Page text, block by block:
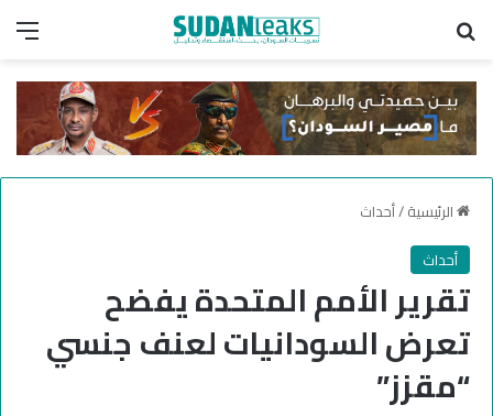
الرئيسية/أحداث
أحداث
تقرير الأمم المتحدة يفضح
تعرض السودانيات لعنف جنسي
“مقزز”